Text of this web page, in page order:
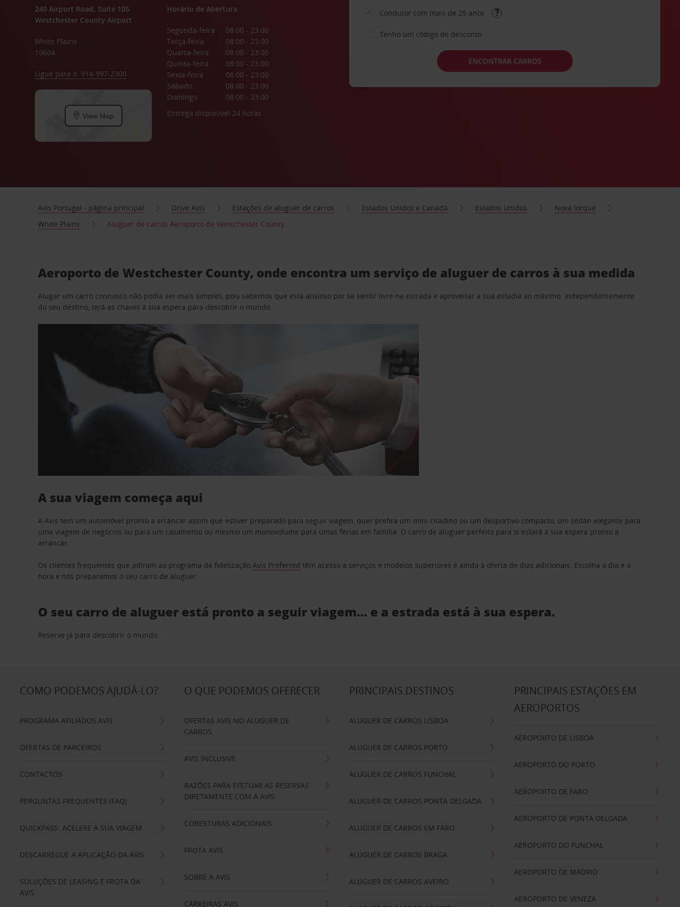
240 Airport Road, Suite 105
Westchester County Airport
White Plains
10604
Ligue para o: 914-997-2300
View Map
Horário de Abertura
Segunda-feira
08:00 - 23:00
Terça-feira
08:00 - 23:00
Quarta-feira
08:00 - 23:00
Quinta-feira
08:00 - 23:00
Sexta-feira
08:00 - 23:00
Sábado
08:00 - 23:00
Domingo
08:00 - 23:00
Entrega disponível 24 horas
Condutor com mais de 25 anos
Tenho um código de desconto
ENCONTRAR CARROS
Avis Portugal - página principal Drive Avis Estações de aluguer de carros Estados Unidos e Canadá Estados Unidos
Nova Iorque
White Plains
Aluguer de carros Aeroporto de Westchester County
Aeroporto de Westchester County, onde encontra um serviço de aluguer de carros à sua medida
Alugar um carro connosco não podia ser mais simples, pois sabemos que está ansioso por se sentir livre na estrada e aproveitar a sua estadia ao máximo. Independentemente
do seu destino, terá as chaves à sua espera para descobrir o mundo.
A sua viagem começa aqui
A Avis tem um automóvel pronto a arrancar assim que estiver preparado para seguir viagem, quer prefira um mini citadino ou um desportivo compacto, um sedan elegante para
uma viagem de negócios ou para um casamento ou mesmo um monovolume para umas férias em família. O carro de aluguer perfeito para si estará à sua espera pronto a
arrancar.
Os clientes frequentes que adiram ao programa de fidelizaçãoAvis Preferred têm acesso a serviços e modelos superiores e ainda à oferta de dias adicionais. Escolha o dia e a
hora e nós preparamos o seu carro de aluguer.
O seu carro de aluguer está pronto a seguir viagem… e a estrada está à sua espera.
Reserve já para descobrir o mundo.
COMO PODEMOS AJUDÁ-LO?
PROGRAMA AFILIADOS AVIS
OFERTAS DE PARCEIROS
CONTACTOS
PERGUNTAS FREQUENTES (FAQ)
QUICKPASS: ACELERE A SUA VIAGEM
DESCARREGUE A APLICAÇÃO DA AVIS
SOLUÇÕES DE LEASING E FROTA DA
AVIS
O QUE PODEMOS OFERECER
OFERTAS AVIS NO ALUGUER DE
CARROS
AVIS INCLUSIVE
RAZÕES PARA EFETUAR AS RESERVAS
DIRETAMENTE COM A AVIS
COBERTURAS ADICIONAIS
FROTA AVIS
SOBRE A AVIS
CARREIRAS AVIS
PRINCIPAIS DESTINOS
ALUGUER DE CARROS LISBOA
ALUGUER DE CARROS PORTO
ALUGUER DE CARROS FUNCHAL
ALUGUER DE CARROS PONTA DELGADA
ALUGUER DE CARROS EM FARO
ALUGUER DE CARROS BRAGA
ALUGUER DE CARROS AVEIRO
PRINCIPAIS ESTAÇÕES EM
AEROPORTOS
AEROPORTO DE LISBOA
AEROPORTO DO PORTO
AEROPORTO DE FARO
AEROPORTO DE PONTA DELGADA
AEROPORTO DO FUNCHAL
AEROPORTO DE MADRID
AEROPORTO DE VENEZA